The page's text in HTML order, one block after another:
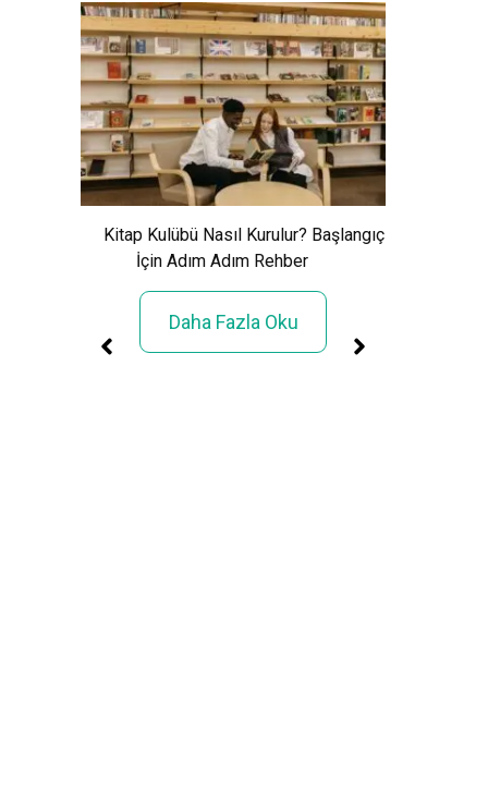
Kitap Kulübü Nasıl Kurulur? Başlangıç
İçin Adım Adım Rehber
Daha Fazla Oku